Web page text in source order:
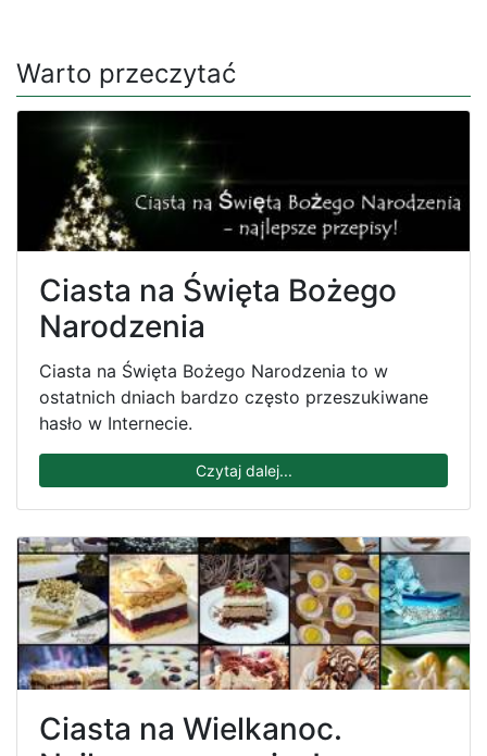
Warto przeczytać
Ciasta na Święta Bożego
Narodzenia
Ciasta na Święta Bożego Narodzenia to w
ostatnich dniach bardzo często przeszukiwane
hasło w Internecie.
Czytaj dalej...
Ciasta na Wielkanoc.